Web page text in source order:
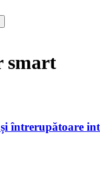
smart
întrerupătoare